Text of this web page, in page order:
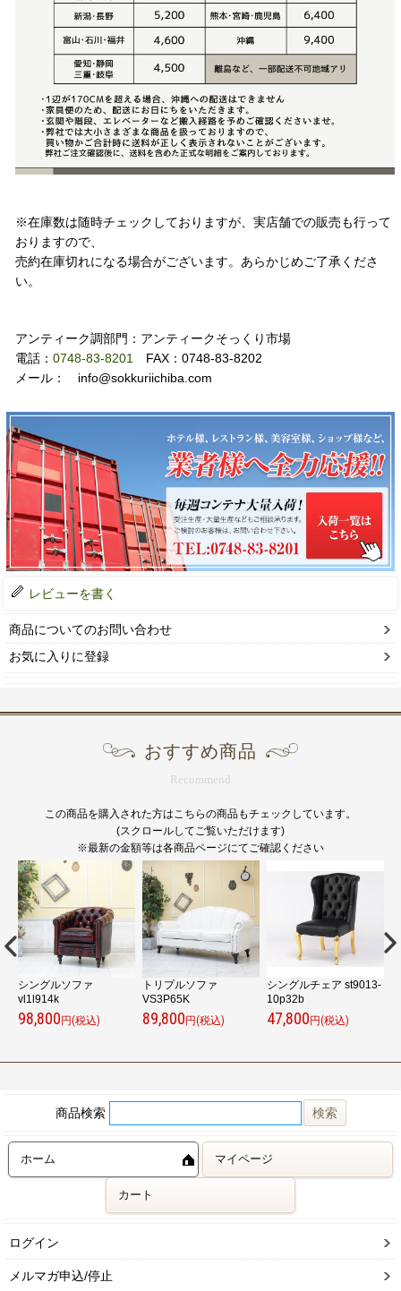
※在庫数は随時チェックしておりますが、実店舗での販売も行って
おりますので、
売約在庫切れになる場合がございます。あらかじめご了承くださ
い。
アンティーク調部門：アンティークそっくり市場
電話： 0748-83-8201
FAX：0748-83-8202
メール： info@sokkuriichiba.com
レビューを書く
商品についてのお問い合わせ
お気に入りに登録
おすすめ商品
Recommend
この商品を購入された方はこちらの商品もチェックしています。
(スクロールしてご覧いただけます)
※最新の金額等は各商品ページにてご確認ください
シングルソファ
vl1l914k
98,800 円(税込)
トリプルソファ
VS3P65K
89,800 円(税込)
シングルチェア st9013-
10p32b
47,800 円(税込)
商品検索
ホーム マイページ
カート
ログイン
メルマガ申込/停止